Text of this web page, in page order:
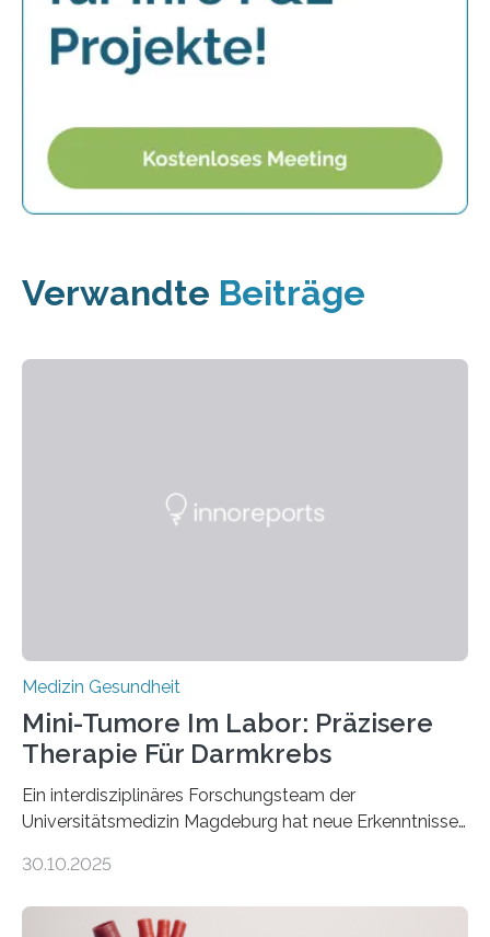
Verwandte Beiträge
Medizin Gesundheit
Mini-Tumore Im Labor: Präzisere
Therapie Für Darmkrebs
Ein interdisziplinäres Forschungsteam der
Universitätsmedizin Magdeburg hat neue Erkenntnisse
behandelt werden kann. In ihrer aktuellen Studie,
Oncology, zeigen die Forschenden, dass Mini-Tumore
30.10.2025